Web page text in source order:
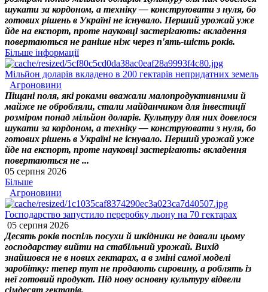
шукати за кордоном, а техніку — конструювати з нуля, бо
готових рішень в Україні не існувало. Перший урожай уже
йде на експорт, проте науковці застерігають: вкладення
повертаються не раніше ніж через п'ять-шість років.
Більше інформації
Мільйон доларів вкладено в 200 гектарів непридатних земель
Агроновини
Піщані поля, які роками вважали малопродуктивними й
майже не обробляли, стали майданчиком для інвестиції
розміром понад мільйон доларів. Культуру для них довелося
шукати за кордоном, а техніку — конструювати з нуля, бо
готових рішень в Україні не існувало. Перший урожай уже
йде на експорт, проте науковці застерігають: вкладення
повертаються не ...
05 серпня 2026
Більше
Агроновини
Господарство запустило переробку льону на 70 гектарах
05 серпня 2026
Десять років поспіль посухи й шкідники не давали цьому
господарству вийти на стабільний урожай. Вихід
знайшовся не в нових гектарах, а в зміні самої моделі
заробітку: тепер тут не продають сировину, а роблять із
неї готовий продукт. Під нову основну культуру відвели